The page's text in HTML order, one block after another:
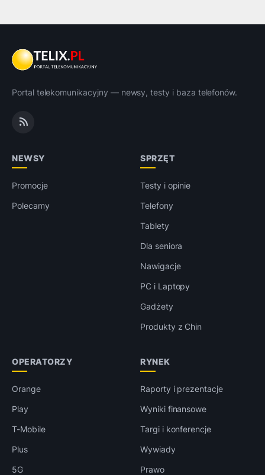
Portal telekomunikacyjny — newsy, testy i baza telefonów.
NEWSY
Promocje
Polecamy
SPRZĘT
Testy i opinie
Telefony
Tablety
Dla seniora
Nawigacje
PC i Laptopy
Gadżety
Produkty z Chin
OPERATORZY
Orange
Play
T-Mobile
Plus
5G
RYNEK
Raporty i prezentacje
Wyniki finansowe
Targi i konferencje
Wywiady
Prawo